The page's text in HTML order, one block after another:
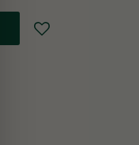
Lägg till i favoriter